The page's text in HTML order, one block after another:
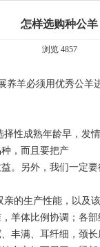
怎样选购种公羊
浏览 4857
养羊必须用优秀公
成熟年龄早，发情
，而且要把产
。另外，我们一定
生产性能，以及
羊体比例协调；各
丰满、耳纤细，颈